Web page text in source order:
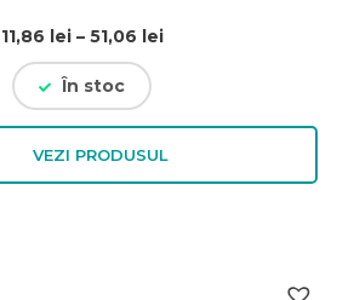
11,86 lei – 51,06 leiInterval
la
În stoc
VEZI PRODUSUL